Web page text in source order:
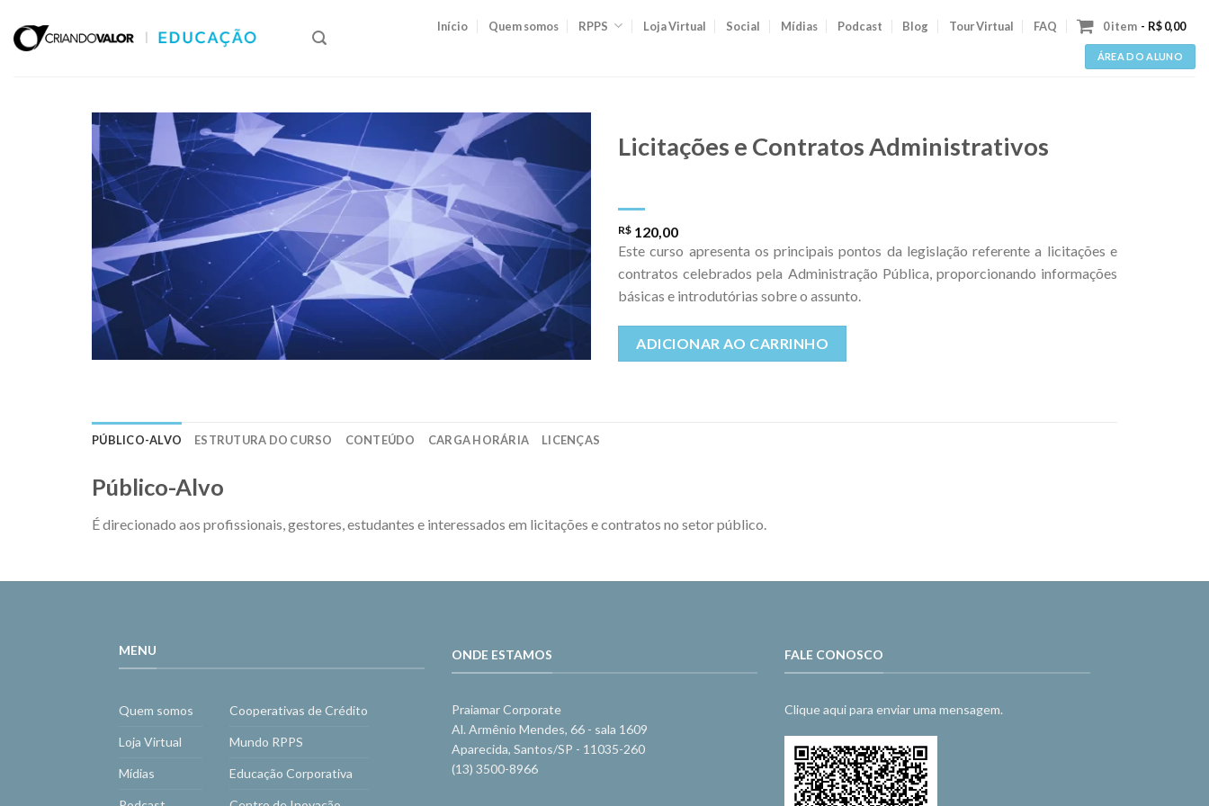
Início Quem somos RPPS Loja Virtual Social Mídias Podcast Blog Tour Virtual FAQ 0 item R$ 0,00
ÁREA DO ALUNO
Licitações e Contratos Administrativos
R$ 120,00
Este curso apresenta os principais pontos da legislação referente a licitações e
contratos celebrados pela Administração Pública, proporcionando informações
básicas e introdutórias sobre o assunto.
ADICIONAR AO CARRINHO
PÚBLICO-ALVO ESTRUTURA DO CURSO CONTEÚDO CARGA HORÁRIA LICENÇAS
Público-Alvo
É direcionado aos profissionais, gestores, estudantes e interessados em licitações e contratos no setor público.
MENU
Quem somos
Loja Virtual
Mídias
Cooperativas de Crédito
Mundo RPPS
Educação Corporativa
ONDE ESTAMOS
Praiamar Corporate
Al. Armênio Mendes, 66 - sala 1609
Aparecida, Santos/SP - 11035-260
(13) 3500-8966
FALE CONOSCO
Clique aqui para enviar uma mensagem.